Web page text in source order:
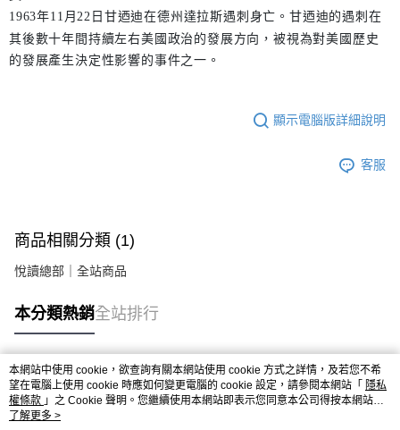
1963年11月22日甘迺迪在德州達拉斯遇刺身亡。甘迺迪的遇刺在
其後數十年間持續左右美國政治的發展方向，被視為對美國歷史
的發展產生決定性影響的事件之一。
顯示電腦版詳細說明
客服
商品相關分類 (1)
悅讀總部｜全站商品
本分類熱銷全站排行
熱門標籤
本網站中使用 cookie，欲查詢有關本網站使用 cookie 方式之詳情，及若您不希
望在電腦上使用 cookie 時應如何變更電腦的 cookie 設定，請參閱本網站「 隱私
權條款 」之 Cookie 聲明。您繼續使用本網站即表示您同意本公司得按本網站使
用條款之 Cookie 聲明使用 cookie。
了解更多 >